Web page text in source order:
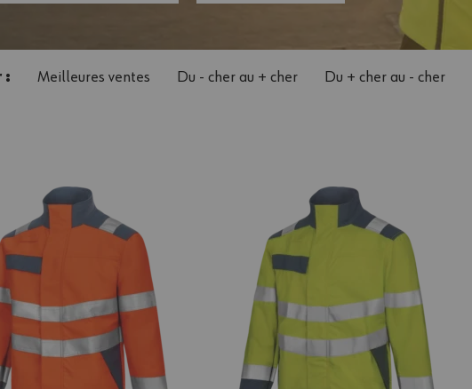
: Meilleures ventes Du - cher au + cher Du + cher au - cher